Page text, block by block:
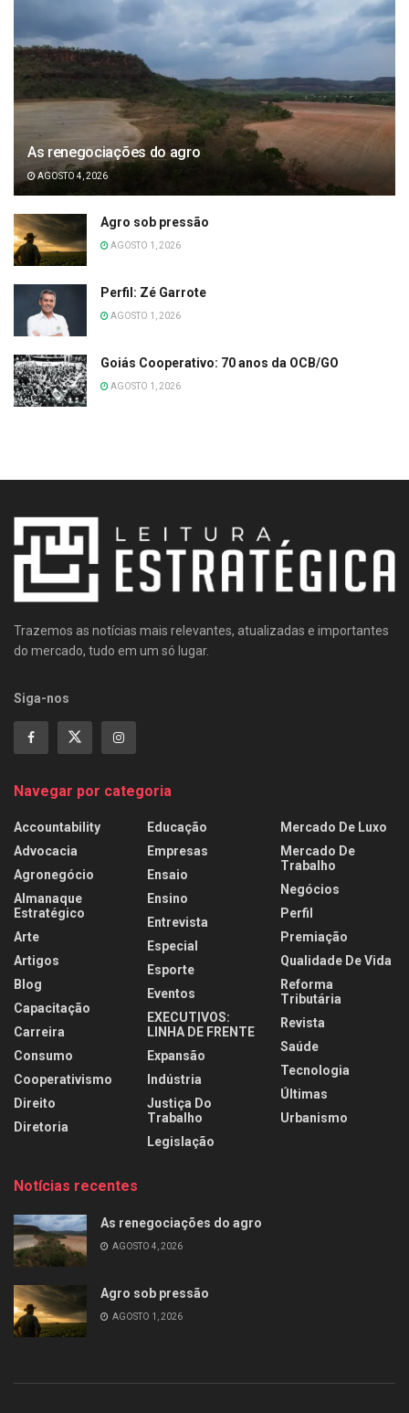
As renegociações do agro
AGOSTO 4, 2026
Agro sob pressão
AGOSTO 1, 2026
Perfil: Zé Garrote
AGOSTO 1, 2026
Goiás Cooperativo: 70 anos da OCB/GO
AGOSTO 1, 2026
Trazemos as notícias mais relevantes, atualizadas e importantes
do mercado, tudo em um só lugar.
Siga-nos
Navegar por categoria
Accountability
Advocacia
Agronegócio
Almanaque
Estratégico
Arte
Artigos
Blog
Capacitação
Carreira
Consumo
Cooperativismo
Direito
Diretoria
Educação
Empresas
Ensaio
Ensino
Entrevista
Especial
Esporte
Eventos
EXECUTIVOS:
LINHA DE FRENTE
Expansão
Indústria
Justiça Do
Trabalho
Legislação
Mercado De Luxo
Mercado De
Trabalho
Negócios
Perfil
Premiação
Qualidade De Vida
Reforma
Tributária
Revista
Saúde
Tecnologia
Últimas
Urbanismo
Notícias recentes
As renegociações do agro
AGOSTO 4, 2026
Agro sob pressão
AGOSTO 1, 2026